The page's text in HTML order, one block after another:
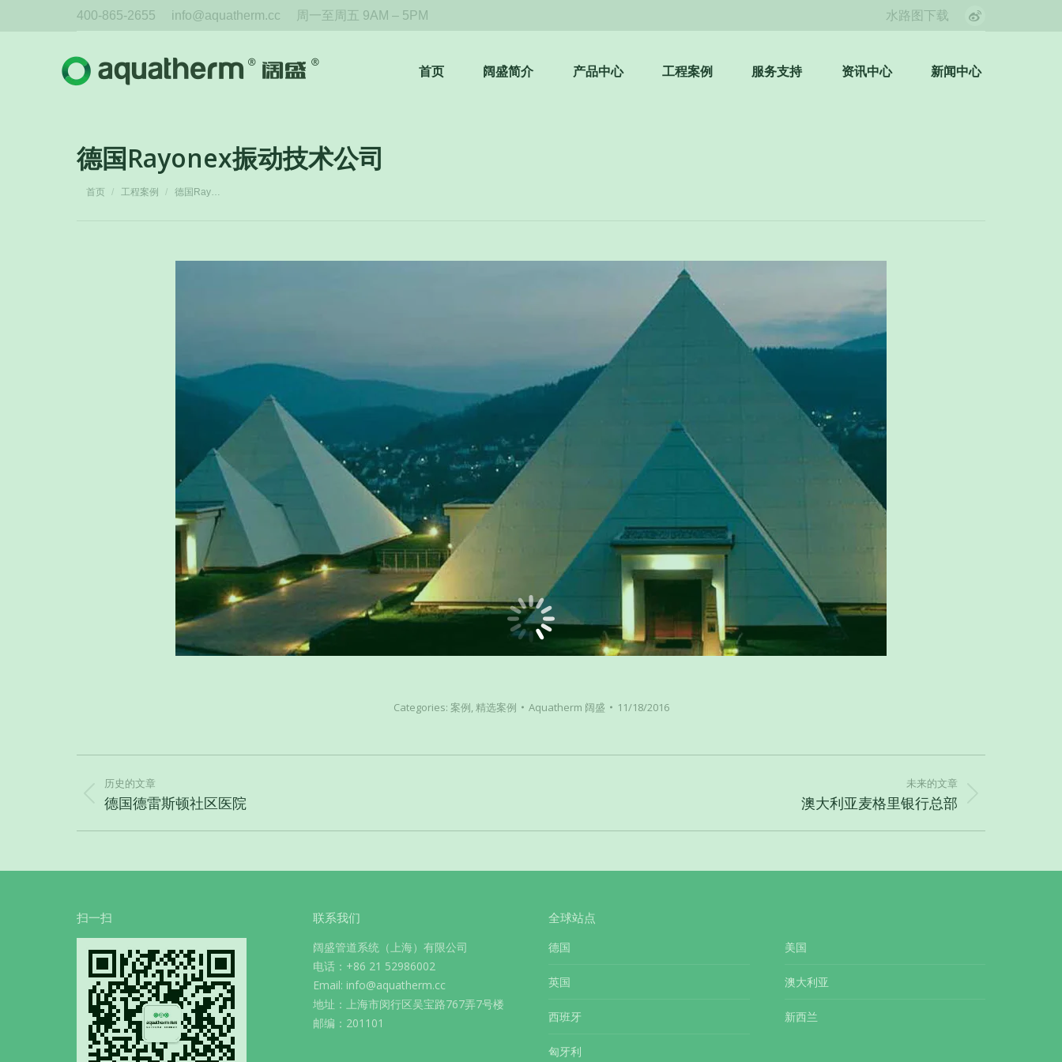
400-865-2655 info@aquatherm.cc 周一至周五 9AM – 5PM 水路图下载
Weibo
opens
首页 阔盛简介 产品中心 工程案例 服务支持 资讯中心 新闻中心
德国Rayonex振动技术公司
您在这里：
首页 工程案例 德国Ray…
Categories: 案例, 精选案例 Aquatherm 阔盛 11/18/2016
航
历史的文章
上
德国德雷斯顿社区医院
未来的文章
澳大利亚麦格里银行总部
扫一扫 联系我们
阔盛管道系统（上海）有限公司
电话：+86 21 52986002
Email: info@aquatherm.cc
地址：上海市闵行区吴宝路767弄7号楼
邮编：201101
全球站点
德国
英国
西班牙
匈牙利
美国
澳大利亚
新西兰